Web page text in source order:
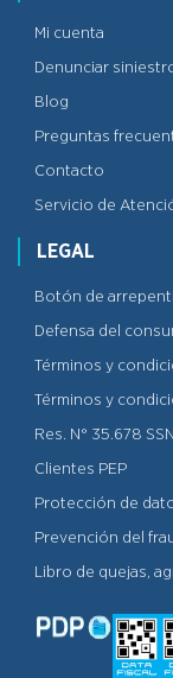
Mi cuenta
Denunciar
Blog
Preguntas
Contacto
Servicio de
LEGAL
Botón de
Defensa del
Términos y
Términos y
Res. N° 35.678 SSN
Clientes PEP
Protección de
Prevención del
Libro de quejas,